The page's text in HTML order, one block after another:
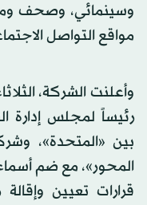
وسينمائي، وصحف
مواقع التواصل
وأعلنت الشركة،
رئيساً لمجلس إدارة
بين «المتحدة»،
المحور»، مع ضم
قرارات تعيين